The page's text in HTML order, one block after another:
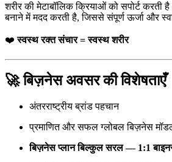
शरीर की मेटाबॉलिक क्रियाओं को सपोर्ट करती
बनाने में मदद करती है, जिससे संपूर्ण ऊर्जा और
❤️स्वस्थ रक्त संचार = स्वस्थ शरीर
🚀बिज़नेस अवसर की विशेषताएँ
अंतरराष्ट्रीय ब्रांड पहचान
प्रमाणित और सफल ग्लोबल बिज़नेस
बिज़नेस प्लान बिल्कुल सरल — 1:1